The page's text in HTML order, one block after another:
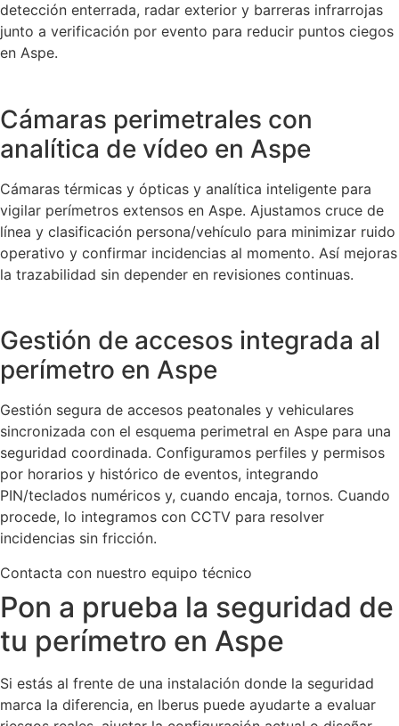
detección enterrada, radar exterior y barreras infrarrojas
junto a verificación por evento para reducir puntos ciegos
en Aspe.
Cámaras perimetrales con
analítica de vídeo en Aspe
Cámaras térmicas y ópticas y analítica inteligente para
vigilar perímetros extensos en Aspe. Ajustamos cruce de
línea y clasificación persona/vehículo para minimizar ruido
operativo y confirmar incidencias al momento. Así mejoras
la trazabilidad sin depender en revisiones continuas.
Gestión de accesos integrada al
perímetro en Aspe
Gestión segura de accesos peatonales y vehiculares
sincronizada con el esquema perimetral en Aspe para una
seguridad coordinada. Configuramos perfiles y permisos
por horarios y histórico de eventos, integrando
PIN/teclados numéricos y, cuando encaja, tornos. Cuando
procede, lo integramos con CCTV para resolver
incidencias sin fricción.
Contacta con nuestro equipo técnico
Pon a prueba la seguridad de
tu perímetro en Aspe
Si estás al frente de una instalación donde la seguridad
marca la diferencia, en Iberus puede ayudarte a evaluar